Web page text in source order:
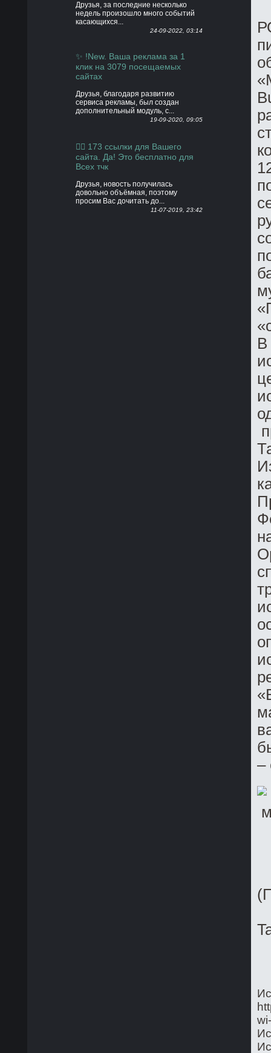
Друзья, за последние несколько
недель произошло много событий
касающихся...
24-09-2022, 03:14
✨ !New. Ваша реклама за 1
клик на 3079 посещаемых
сайтах
Друзья, благодаря развитию
сервиса рекламы, был создан
дополнительный модуль, с...
19-09-2020, 09:05
👍🏻 173 ссылки для Вашего
сайта. Да! Это бесплатно для
Всех тчк
Друзья, новость получилась
довольно объёмная, поэтому
просим Вас дочитать до...
11-07-2019, 23:42
В
–